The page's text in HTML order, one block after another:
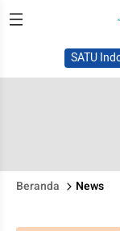
SATU
Beranda News